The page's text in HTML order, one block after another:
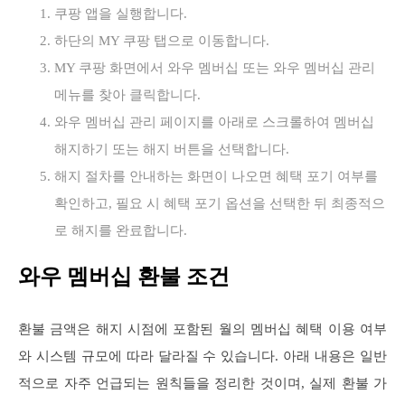
쿠팡 앱을 실행합니다.
하단의 MY 쿠팡 탭으로 이동합니다.
MY 쿠팡 화면에서 와우 멤버십 또는 와우 멤버십 관리
메뉴를 찾아 클릭합니다.
와우 멤버십 관리 페이지를 아래로 스크롤하여 멤버십
해지하기 또는 해지 버튼을 선택합니다.
해지 절차를 안내하는 화면이 나오면 혜택 포기 여부를
확인하고, 필요 시 혜택 포기 옵션을 선택한 뒤 최종적으
로 해지를 완료합니다.
와우 멤버십 환불 조건
환불 금액은 해지 시점에 포함된 월의 멤버십 혜택 이용 여부
와 시스템 규모에 따라 달라질 수 있습니다. 아래 내용은 일반
적으로 자주 언급되는 원칙들을 정리한 것이며, 실제 환불 가